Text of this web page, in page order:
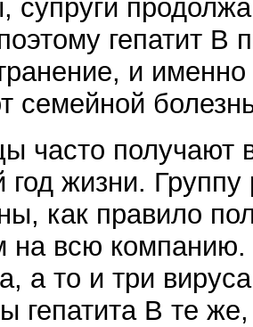
супруги
гепатит В
и именно
семейной
часто получают
год жизни. Группу
как правило
на всю компанию.
а то и три
гепатита В те